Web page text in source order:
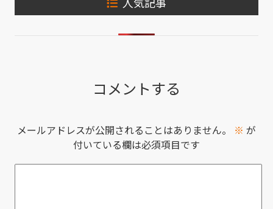
コメントする
メールアドレスが公開されることはありません。 ※ が
付いている欄は必須項目です